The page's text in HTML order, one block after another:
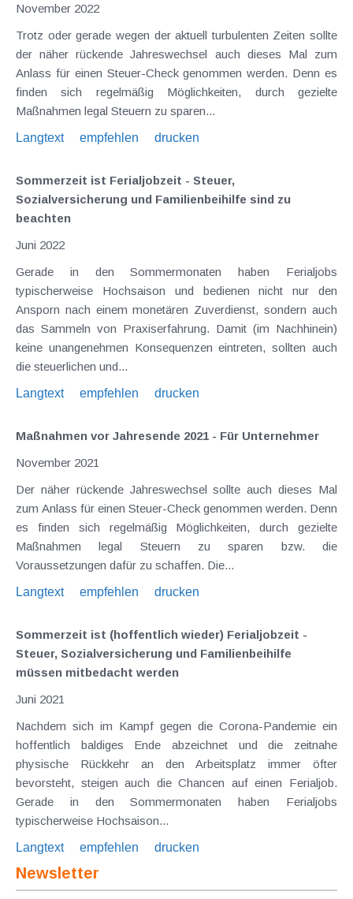
November 2022
Trotz oder gerade wegen der aktuell turbulenten Zeiten sollte
der näher rückende Jahreswechsel auch dieses Mal zum
Anlass für einen Steuer-Check genommen werden. Denn es
finden sich regelmäßig Möglichkeiten, durch gezielte
Maßnahmen legal Steuern zu sparen...
Langtext
empfehlen drucken
Sommerzeit ist Ferialjobzeit - Steuer,
Sozialversicherung und Familienbeihilfe sind zu
beachten
Juni 2022
Gerade in den Sommermonaten haben Ferialjobs
typischerweise Hochsaison und bedienen nicht nur den
Ansporn nach einem monetären Zuverdienst, sondern auch
das Sammeln von Praxiserfahrung. Damit (im Nachhinein)
keine unangenehmen Konsequenzen eintreten, sollten auch
die steuerlichen und...
Langtext
empfehlen drucken
Maßnahmen vor Jahresende 2021 - Für Unternehmer
November 2021
Der näher rückende Jahreswechsel sollte auch dieses Mal
zum Anlass für einen Steuer-Check genommen werden. Denn
es finden sich regelmäßig Möglichkeiten, durch gezielte
Maßnahmen legal Steuern zu sparen bzw. die
Voraussetzungen dafür zu schaffen. Die...
Langtext
empfehlen drucken
Sommerzeit ist (hoffentlich wieder) Ferialjobzeit -
Steuer, Sozialversicherung und Familienbeihilfe
müssen mitbedacht werden
Juni 2021
Nachdem sich im Kampf gegen die Corona-Pandemie ein
hoffentlich baldiges Ende abzeichnet und die zeitnahe
physische Rückkehr an den Arbeitsplatz immer öfter
bevorsteht, steigen auch die Chancen auf einen Ferialjob.
Gerade in den Sommermonaten haben Ferialjobs
typischerweise Hochsaison...
Langtext
empfehlen drucken
Newsletter